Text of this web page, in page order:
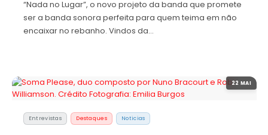
“Nada no Lugar”, o novo projeto da banda que promete
ser a banda sonora perfeita para quem teima em não
encaixar no rebanho. Vindos da…
22 MAI
Entrevistas Destaques Noticias